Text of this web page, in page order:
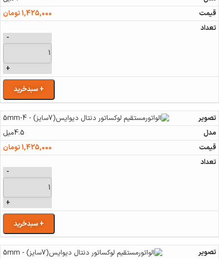
1,425,000تومان
-
+
+ سبدخرید
4.5میل
1,425,000تومان
-
+
+ سبدخرید